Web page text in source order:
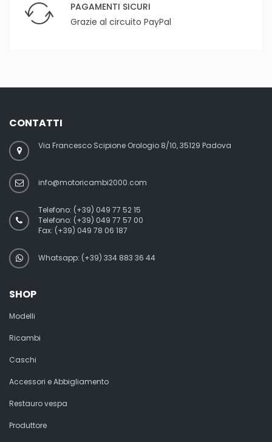
PAGAMENTI SICURI
Grazie al circuito PayPal
CONTATTI
Via Francesco Scipione Orologio 8/10, 35129 Padova
info@motoricambi2000.com
Telefono: (+39) 049 77 52 15
Telefono: (+39) 049 77 57 00
Fax: (+39) 049 78 06 187
Whatsapp: (+39) 334 883 36 44
SHOP
Modelli
Ricambi
Caschi
Accessori e Abbigliamento
Restauro vespa
Produttore